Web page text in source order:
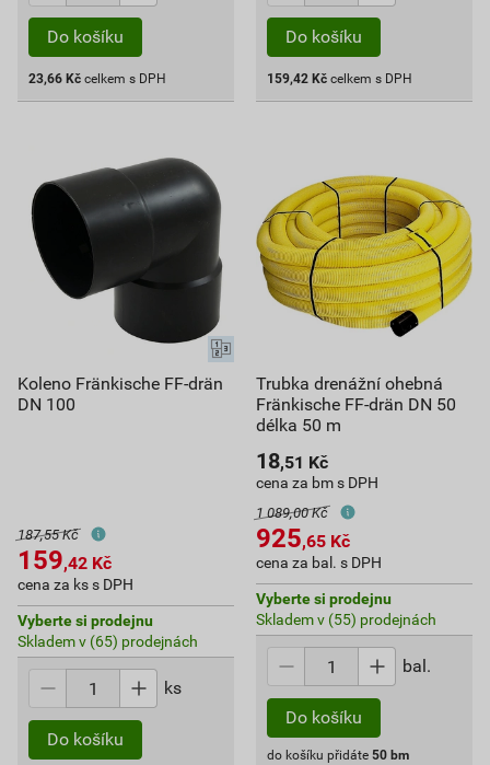
Do košíku
23,66 Kč celkem s DPH
Do košíku
159,42 Kč celkem s DPH
Koleno Fränkische FF-drän
DN 100
187,55 Kč
159,42 Kč
cena za ks s DPH
Vyberte si prodejnu
Skladem v (65) prodejnách
ks
Do košíku
Trubka drenážní ohebná
Fränkische FF-drän DN 50
délka 50 m
18,51 Kč
cena za bm s DPH
1 089,00 Kč
925,65 Kč
cena za bal. s DPH
Vyberte si prodejnu
Skladem v (55) prodejnách
bal.
Do košíku
do košíku přidáte 50 bm